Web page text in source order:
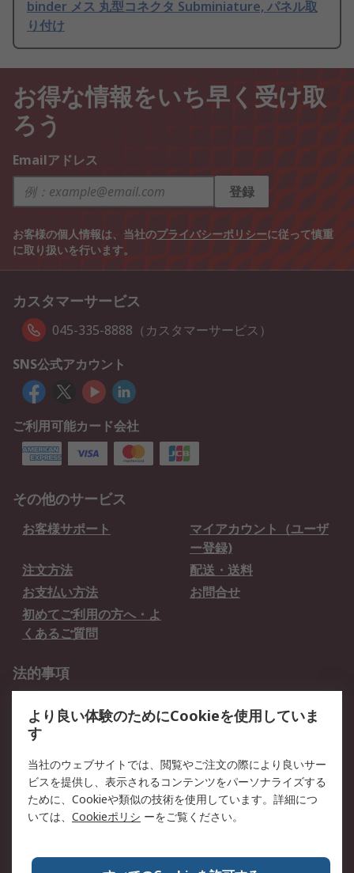
binder メス 丸型コネクタ Subminiature, パネル取
り付け
お得な情報をいち早く受け取
ろう
Emailアドレス
登録
お客様の個人情報は、当社のプライバシーポリシーに従って慎重
に取り扱いを行います。
カスタマーサービス
045-335-8888（カスタマーサービス）
SNS公式アカウント
ご利用可能カード会社
その他のサービス
お客様サポート
マイアカウント（ユーザ
ー登録)
注文方法
配送・送料
お支払い方法
お問合せ
初めてご利用の方へ・よ
くあるご質問
法的事項
クッキーポリシー
RSについて
会社概要
採用情報
プレスリリース＆お知ら
コーポレートサイト
全世界のRS
RSの歴史
より良い体験のためにCookieを使用していま
す
当社のウェブサイトでは、閲覧やご注文の際により良いサー
ビスを提供し、表示されるコンテンツをパーソナライズする
ために、Cookieや類似の技術を使用しています。詳細につ
いては、 Cookieポリシ ーをご覧ください。